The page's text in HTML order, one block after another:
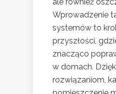
Wprowadzenie
systemów to
przyszłości,
znacząco
w domach.
rozwiązaniom,